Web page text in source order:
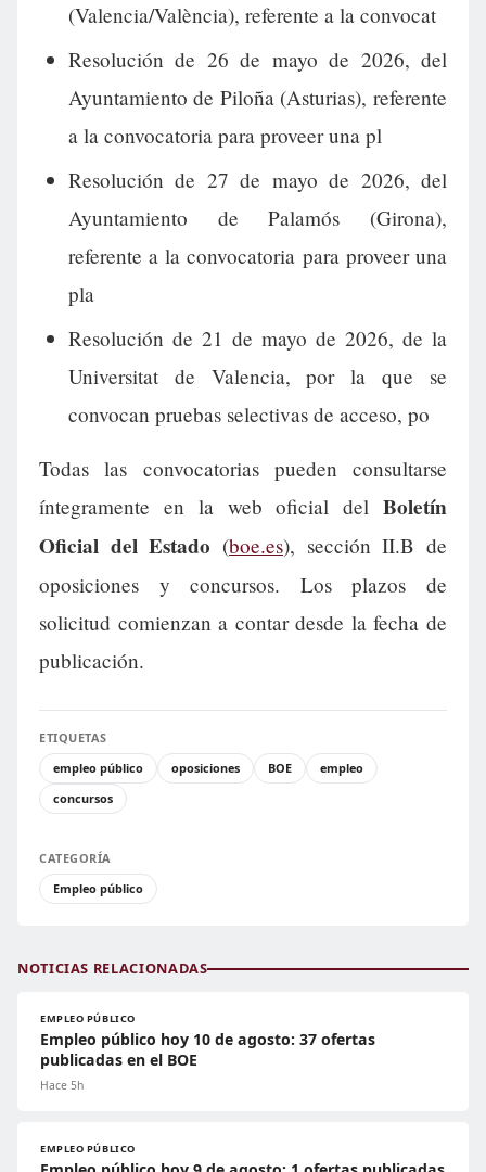
(Valencia/València), referente a la convocat
Resolución de 26 de mayo de 2026, del
Ayuntamiento de Piloña (Asturias), referente
a la convocatoria para proveer una pl
Resolución de 27 de mayo de 2026, del
Ayuntamiento de Palamós (Girona),
referente a la convocatoria para proveer una
pla
Resolución de 21 de mayo de 2026, de la
Universitat de Valencia, por la que se
convocan pruebas selectivas de acceso, po
Todas las convocatorias pueden consultarse
íntegramente en la web oficial del Boletín
Oficial del Estado (boe.es), sección II.B de
oposiciones y concursos. Los plazos de
solicitud comienzan a contar desde la fecha de
publicación.
ETIQUETAS
empleo público
oposiciones BOE
empleo
concursos
CATEGORÍA
Empleo público
NOTICIAS RELACIONADAS
EMPLEO PÚBLICO
Empleo público hoy 10 de agosto: 37 ofertas
publicadas en el BOE
Hace 5h
EMPLEO PÚBLICO